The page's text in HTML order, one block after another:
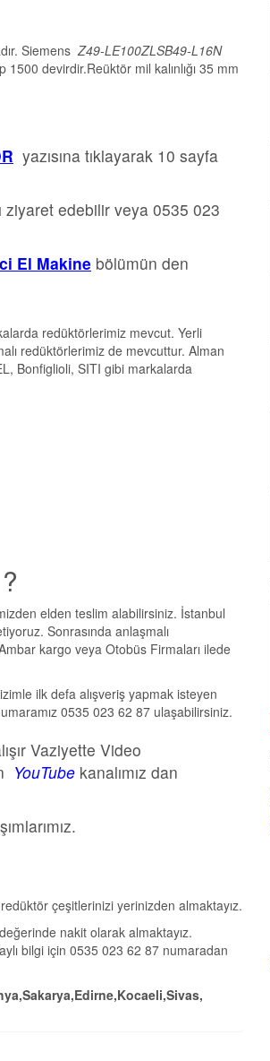
SiemensZ49-LE100ZLSB49-L16N
devirdir.Reüktör mil kalınlığı 35 mm
yazısına tıklayarak 10 sayfa
ziyaret edebilir veya 0535 023
El Makine bölümün den
redüktörlerimiz mevcut. Yerli
redüktörlerimiz de mevcuttur. Alman
Bonfiglioli, SITI gibi markalarda
elden teslim alabilirsiniz. İstanbul
Sonrasında anlaşmalı
kargo veya Otobüs Firmaları ilede
ilk defa alışveriş yapmak isteyen
0535 023 62 87 ulaşabilirsiniz.
Vaziyette Video
YouTube kanalımız dan
çeşitlerinizi yerinizden almaktayız.
nakit olarak almaktayız.
bilgi için 0535 023 62 87 numaradan